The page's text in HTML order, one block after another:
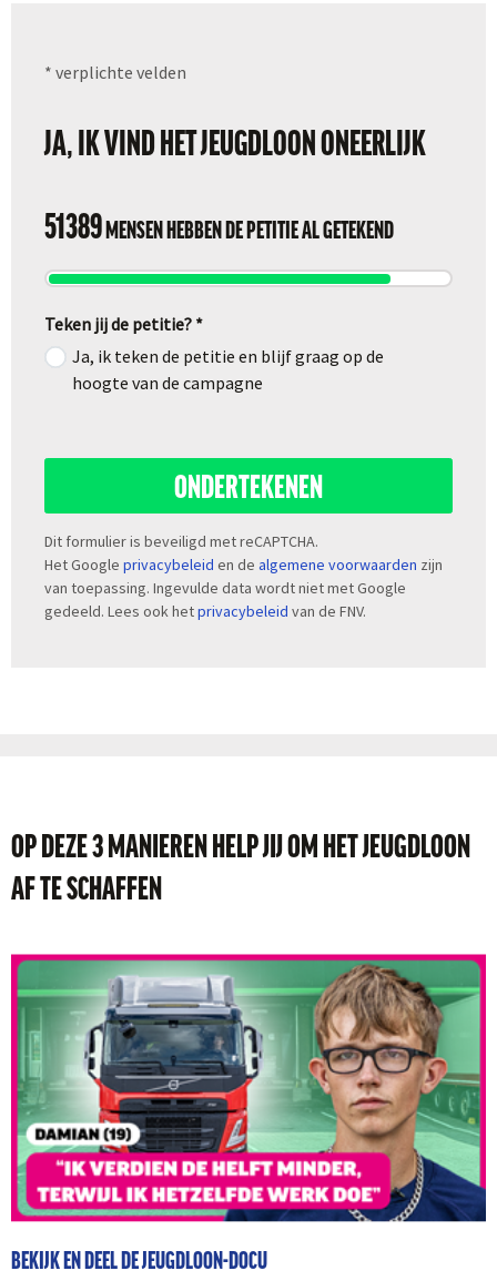
* verplichte velden
JA, IK VIND HET JEUGDLOON ONEERLIJK
51389MENSEN HEBBEN DE PETITIE AL GETEKEND
Teken jij de petitie? *
Ja, ik teken de petitie en blijf graag op de
hoogte van de campagne
Dit formulier is beveiligd met reCAPTCHA.
Het Google privacybeleid en de algemene voorwaarden zijn
van toepassing. Ingevulde data wordt niet met Google
gedeeld. Lees ook hetprivacybeleid van de FNV.
ONDERTEKENEN
OP DEZE 3 MANIEREN HELP JIJ OM HET JEUGDLOON
AF TE SCHAFFEN
BEKIJK EN DEEL DE JEUGDLOON-DOCU